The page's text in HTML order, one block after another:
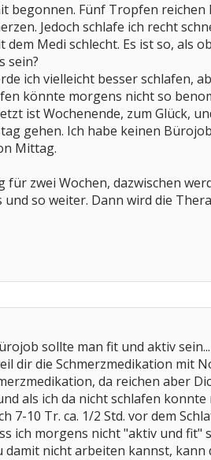
begonnen. Fünf Tropfen
Jedoch schlafe ich recht
Medi schlecht. Es ist so, als
sein?
ich vielleicht besser schlafen,
könnte morgens nicht so
ist Wochenende, zum Glück,
gehen. Ich habe keinen
Mittag.
für zwei Wochen, dazwischen
und so weiter. Dann wird die
sollte man fit und aktiv
dir die Schmerzmedikation mit
da reichen aber
als ich da nicht schlafen
7-10 Tr. ca. 1/2 Std. vor dem
ich morgens nicht "aktiv und
nicht arbeiten kannst, kann